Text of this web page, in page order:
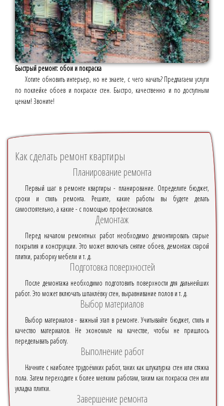
Быстрый ремонт: обои и покраска
Хотите обновить интерьер, но не знаете, с чего начать? Предлагаем услуги
по поклейке обоев и покраске стен. Быстро, качественно и по доступным
ценам! Звоните!
Как сделать ремонт квартиры
Планирование ремонта
Первый шаг в ремонте квартиры - планирование. Определите бюджет,
сроки и стиль ремонта. Решите, какие работы вы будете делать
самостоятельно, а какие - с помощью профессионалов.
Демонтаж
Перед началом ремонтных работ необходимо демонтировать старые
покрытия и конструкции. Это может включать снятие обоев, демонтаж старой
плитки, разборку мебели и т. д.
Подготовка поверхностей
После демонтажа необходимо подготовить поверхности для дальнейших
работ. Это может включать шпаклёвку стен, выравнивание полов и т. д.
Выбор материалов
Выбор материалов - важный этап в ремонте. Учитывайте бюджет, стиль и
качество материалов. Не экономьте на качестве, чтобы не пришлось
переделывать работу.
Выполнение работ
Начните с наиболее трудоёмких работ, таких как штукатурка стен или стяжка
пола. Затем переходите к более мелким работам, таким как покраска стен или
укладка плитки.
Завершение ремонта